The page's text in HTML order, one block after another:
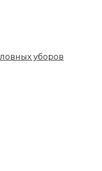
уборов